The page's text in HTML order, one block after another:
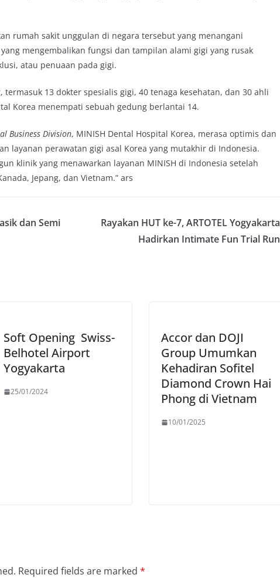
rumah sakit unggulan di negara tersebut yang menangani
mengembalikan fungsi dan tampilan alami gigi yang rusak
atau penuaan pada gigi.
13 dokter spesialis gigi, 40 tenaga kesehatan, dan 30 ahli
Korea menempati sebuah gedung berlantai 14.
Business Division, MINISH Dental Hospital Korea, merasa optimis dan
layanan perawatan gigi asal Korea yang mutakhir di Indonesia.
klinik yang menawarkan layanan MINISH di Indonesia setelah
Jepang, dan Vietnam.” ars
dan Semi
Rayakan HUT ke-7, ARTOTEL Yogyakarta
Hadirkan Intimate Fun Trial Run
Soft Opening Swiss-
Belhotel Airport
Yogyakarta
25/01/2024
Accor dan DOJI
Group Umumkan
Kehadiran Sofitel
Diamond Crown Hai
Phong di Vietnam
10/01/2025
Required fields are marked *